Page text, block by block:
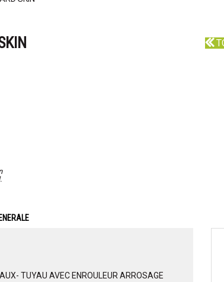
TUYAU AVEC ENROULEUR ARROSAGE